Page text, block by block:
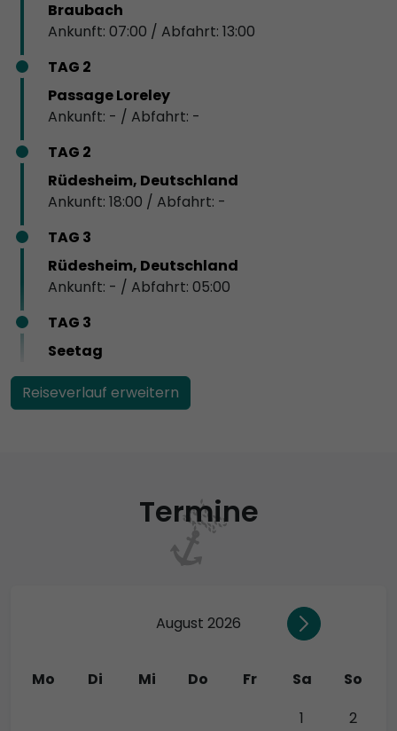
Braubach
Ankunft: 07:00 / Abfahrt: 13:00
TAG 2
Passage Loreley
Ankunft: - / Abfahrt: -
TAG 2
Rüdesheim, Deutschland
Ankunft: 18:00 / Abfahrt: -
TAG 3
Rüdesheim, Deutschland
Ankunft: - / Abfahrt: 05:00
TAG 3
Seetag
Reiseverlauf erweitern
Termine
August 2026
Mo Di Mi Do Fr Sa
So
1 2